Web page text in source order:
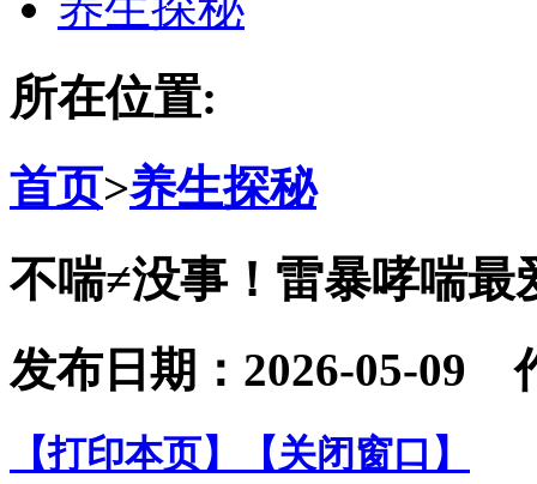
所在位置:
首页>养生探秘
不喘≠没事！雷暴哮喘最
发布日期：2026-05-09
【打印本页】 【关闭窗口】